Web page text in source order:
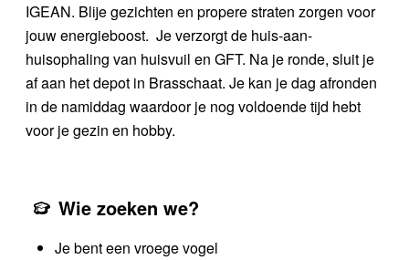
IGEAN. Blije gezichten en propere straten zorgen voor
jouw energieboost. Je verzorgt de huis-aan-
huisophaling van huisvuil en GFT. Na je ronde, sluit je
af aan het depot in Brasschaat. Je kan je dag afronden
in de namiddag waardoor je nog voldoende tijd hebt
voor je gezin en hobby.
Wie zoeken we?
Je bent een vroege vogel